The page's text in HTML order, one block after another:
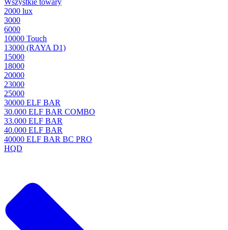
Wszystkie towary
2000 lux
3000
6000
10000 Touch
13000 (RAYA D1)
15000
18000
20000
23000
25000
30000 ELF BAR
30.000 ELF BAR COMBO
33.000 ELF BAR
40.000 ELF BAR
40000 ELF BAR BC PRO
HQD